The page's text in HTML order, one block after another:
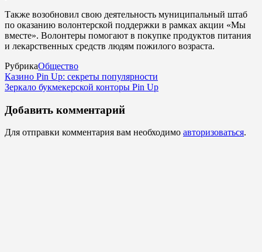
Также возобновил свою деятельность муниципальный штаб
по оказанию волонтерской поддержки в рамках акции «Мы
вместе». Волонтеры помогают в покупке продуктов питания
и лекарственных средств людям пожилого возраста.
РубрикаОбщество
Казино Pin Up: секреты популярности
Зеркало букмекерской конторы Pin Up
Добавить комментарий
Для отправки комментария вам необходимо авторизоваться.